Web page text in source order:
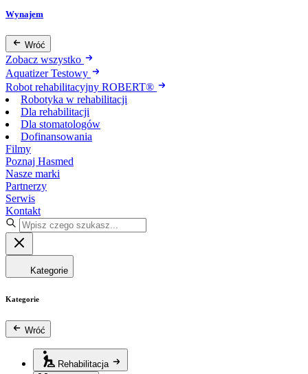
Wynajem
Wróć
Zobacz wszystko
Aquatizer Testowy
Robot rehabilitacyjny ROBERT®
Robotyka w rehabilitacji
Dla rehabilitacji
Dla stomatologów
Dofinansowania
Filmy
Poznaj Hasmed
Nasze marki
Partnerzy
Serwis
Kontakt
Kategorie
Kategorie
Wróć
Rehabilitacja